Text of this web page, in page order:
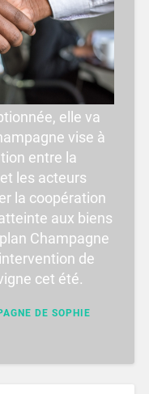
elle va
vise à
entre la
les acteurs
la coopération
aux biens
Champagne
de
cet été.
DE SOPHIE